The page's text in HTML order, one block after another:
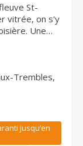
vitrée, on s'y
Une
en plus de la
couvent de
charme et
apportant
Trembles,
jusqu’en